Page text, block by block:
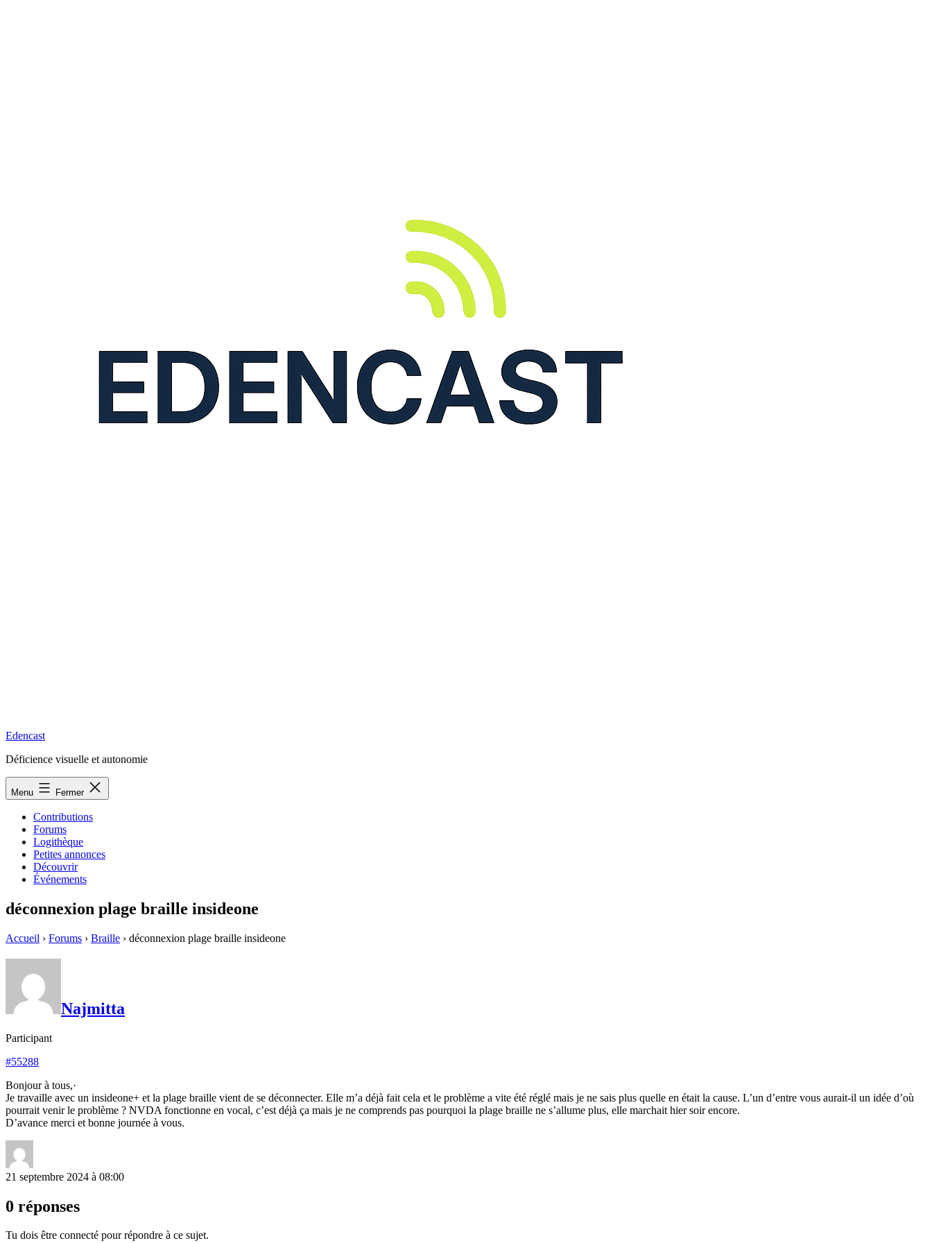
Edencast
Déficience visuelle et autonomie
Menu Fermer
Contributions
Forums
Logithèque
Petites annonces
Découvrir
Événements
déconnexion plage braille insideone
Accueil › Forums › Braille › déconnexion plage braille insideone
Najmitta
Participant
#55288
Bonjour à tous,·
Je travaille avec un insideone+ et la plage braille vient de se déconnecter. Elle m’a déjà fait cela et le problème a vite été réglé mais je ne sais plus quelle en était la cause. L’un d’entre vous aurait-il un idée d’où
pourrait venir le problème ? NVDA fonctionne en vocal, c’est déjà ça mais je ne comprends pas pourquoi la plage braille ne s’allume plus, elle marchait hier soir encore.
D’avance merci et bonne journée à vous.
21 septembre 2024 à 08:00
0 réponses
Tu dois être connecté pour répondre à ce sujet.